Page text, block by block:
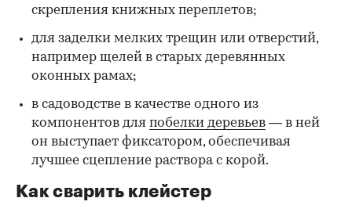
скрепления книжных переплетов;
для заделки мелких трещин или отверстий,
например щелей в старых деревянных
оконных рамах;
в садоводстве в качестве одного из
компонентов для побелки деревьев — в ней
он выступает фиксатором, обеспечивая
лучшее сцепление раствора с корой.
Как сварить клейстер